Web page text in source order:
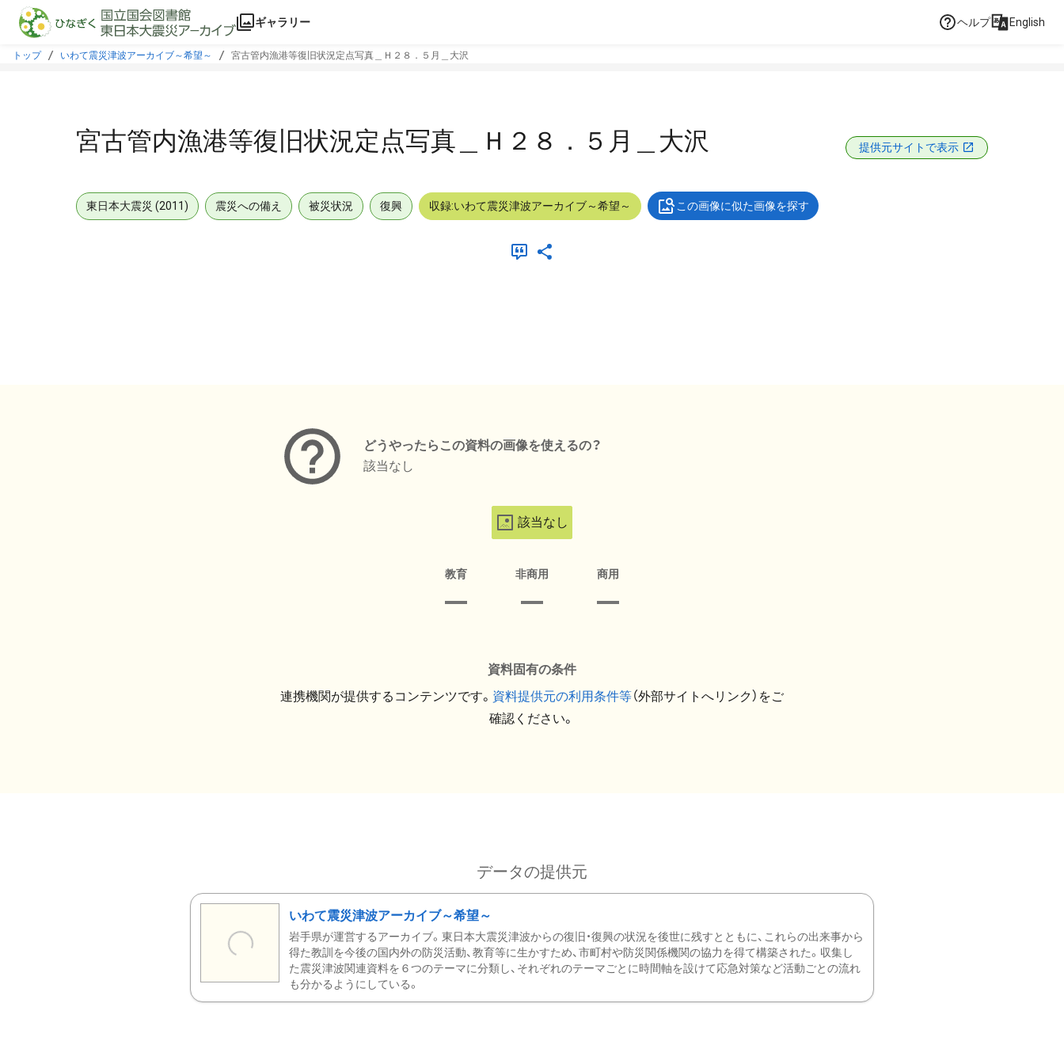
本文に飛ぶ
ギャラリー ヘルプ English
トップ いわて震災津波アーカイブ～希望～ 宮古管内漁港等復旧状況定点写真＿Ｈ２８．５月＿大沢
宮古管内漁港等復旧状況定点写真＿Ｈ２８．５月＿大沢 提供元サイトで表示
東日本大震災 (2011) 震災への備え 被災状況 復興 収録:いわて震災津波アーカイブ～希望～ この画像に似た画像を探す
どうやったらこの資料の画像を使えるの？
該当なし
該当なし
教育 非商用 商用
資料固有の条件
連携機関が提供するコンテンツです。 資料提供元の利用条件等（外部サイトへリンク）をご
確認ください。
データの提供元
いわて震災津波アーカイブ～希望～
岩手県が運営するアーカイブ。東日本大震災津波からの復旧・復興の状況を後世に残すとともに、これらの出来事から
得た教訓を今後の国内外の防災活動、教育等に生かすため、市町村や防災関係機関の協力を得て構築された。収集し
た震災津波関連資料を６つのテーマに分類し、それぞれのテーマごとに時間軸を設けて応急対策など活動ごとの流れ
も分かるようにしている。